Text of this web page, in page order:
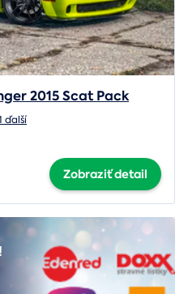
2015 Scat Pack
ďalší
Zobraziť detail